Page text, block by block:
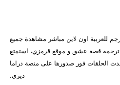
للعربية اون لاين مباشر مشاهدة جميع
قصة عشق و موقع قرمزي، استمتع
الحلقات فور صدورها على منصة دراما
ديزي.